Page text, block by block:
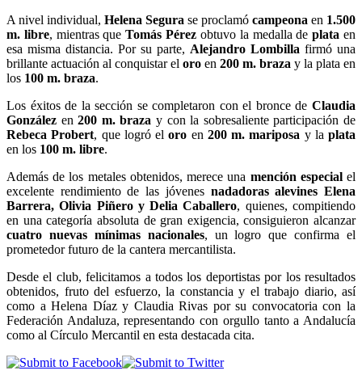
A nivel individual, Helena Segura se proclamó campeona en 1.500
m. libre, mientras queTomás Pérez obtuvo la medalla deplata en
esa misma distancia. Por su parte, Alejandro Lombilla firmó una
brillante actuación al conquistar el oro en 200 m. braza y la plata en
los 100 m. braza.
Los éxitos de la sección se completaron con el bronce de Claudia
González en200 m. braza y con la sobresaliente participación de
Rebeca Probert, que logró eloro en 200 m. mariposa y la plata
en los 100 m. libre.
Además de los metales obtenidos, merece una mención especialel
excelente rendimiento de las jóvenes nadadoras alevines Elena
Barrera, Olivia Piñero y Delia Caballero, quienes, compitiendo
en una categoría absoluta de gran exigencia, consiguieron alcanzar
cuatro nuevas mínimas nacionales, un logro que confirma el
prometedor futuro de la cantera mercantilista.
Desde el club, felicitamos a todos los deportistas por los resultados
obtenidos, fruto del esfuerzo, la constancia y el trabajo diario, así
como a Helena Díaz y Claudia Rivas por su convocatoria con la
Federación Andaluza, representando con orgullo tanto a Andalucía
como al Círculo Mercantil en esta destacada cita.